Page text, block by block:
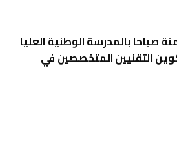
ابتداء من الساعة الثامنة صباحا بالمدرسة الوطنية العليا
التقنيين المتخصصين في